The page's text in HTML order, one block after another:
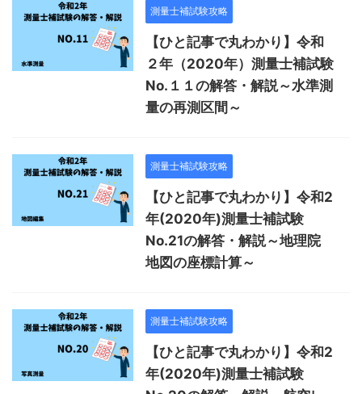
測量士補試験攻略
【ひと記事で丸わかり】令和
２年（2020年）測量士補試験
No.１１の解答・解説～水準測
量の再測区間～
測量士補試験攻略
【ひと記事で丸わかり】令和2
年(2020年)測量士補試験
No.21の解答・解説～地理院
地図の座標計算～
測量士補試験攻略
【ひと記事で丸わかり】令和2
年(2020年)測量士補試験